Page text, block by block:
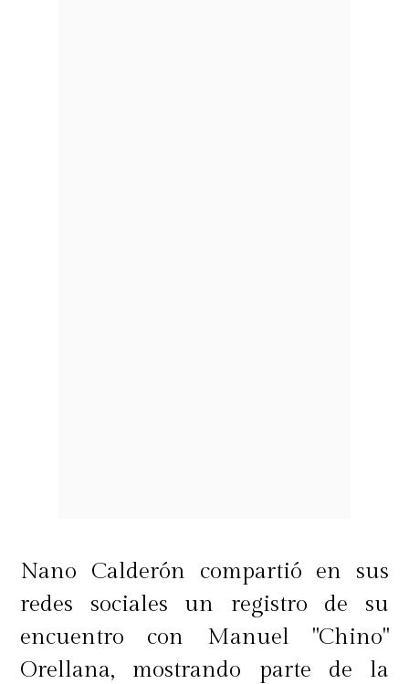
Nano Calderón compartió en sus
redes sociales un registro de su
encuentro con Manuel "Chino"
Orellana, mostrando parte de la